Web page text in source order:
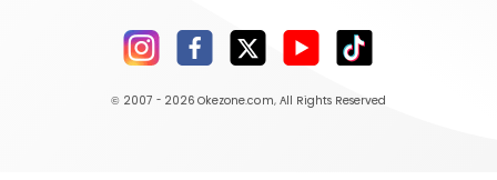
© 2007 - 2026 Okezone.com, All Rights Reserved